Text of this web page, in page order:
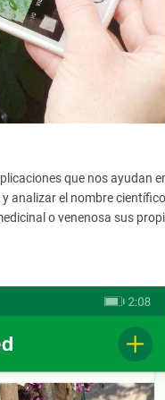
que nos ayudan
analizar el nombre
o venenosa sus